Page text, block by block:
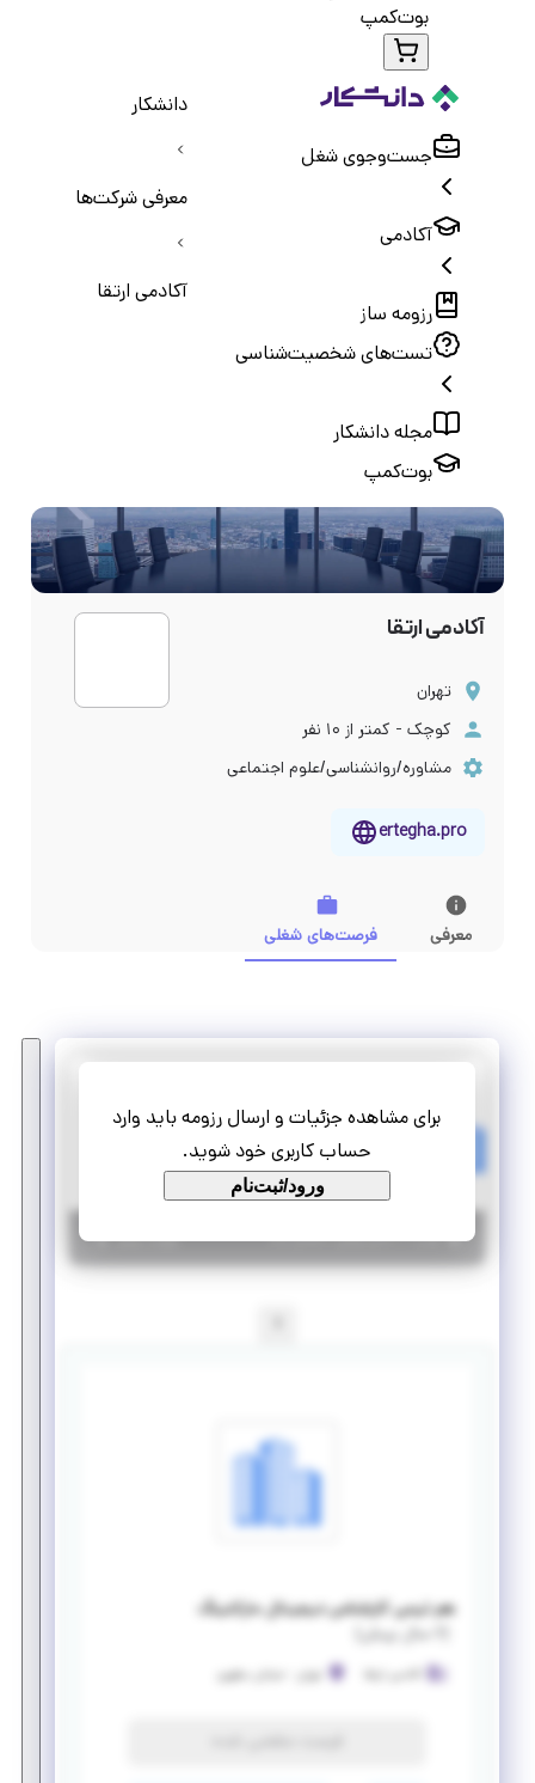
بوت‌کمپ
جست‌و‌جوی شغل
آکادمی
رزومه ساز
تست‌های شخصیت‌شناسی
مجله دانشکار
بوت‌کمپ
دانشکار
معرفی شرکت‌ها
آکادمی ارتقا
آکادمی ارتقا
تهران
کوچک - کمتر از ۱۰ نفر
مشاوره/روانشناسی/علوم اجتماعی
ertegha.pro
معرفی فرصت‌های شغلی
برای مشاهده جزئیات و ارسال رزومه باید وارد
حساب کاربری خود شوید.
ورود/ثبت‌نام
تمام وقت پاره وقت
تهران |۶ سال پیش | منقضی شده جزئیات بیشتر
هم تیمی کارشناس دیجیتال مارکتینگ
خیابان مطهری